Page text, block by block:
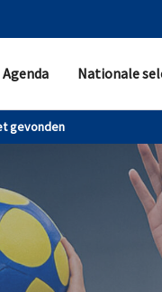
Agenda Nationale
gevonden